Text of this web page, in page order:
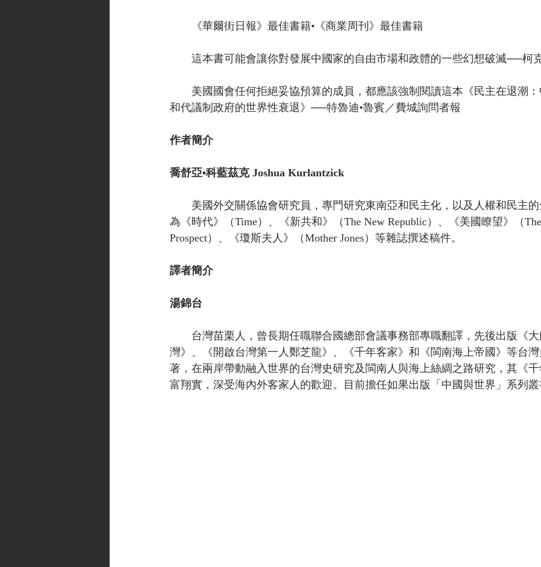
《華爾街日報》最佳書籍•《商業周刊》最佳書籍
這本書可能會讓你對發展中國家的自由市場和政體的一些幻想破滅──柯
美國國會任何拒絕妥協預算的成員，都應該強制閱讀這本《民主在退潮：
和代議制政府的世界性衰退》──特魯迪•魯賓／費城詢問者報
作者簡介
喬舒亞•科藍茲克 Joshua Kurlantzick
美國外交關係協會研究員，專門研究東南亞和民主化，以及人權和民主的
為《時代》（Time）、《新共和》（The New Republic）、《美國瞭望》（
Prospect）、《瓊斯夫人》（Mother Jones）等雜誌撰述稿件。
譯者簡介
湯錦台
台灣苗栗人，曾長期任職聯合國總部會議事務部專職翻譯，先後出版《大
灣》、《開啟台灣第一人鄭芝龍》、《千年客家》和《閩南海上帝國》等台
著，在兩岸帶動融入世界的台灣史研究及閩南人與海上絲綢之路研究，其《
富翔實，深受海內外客家人的歡迎。目前擔任如果出版「中國與世界」系列叢